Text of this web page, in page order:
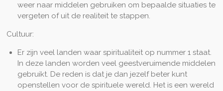
weer naar middelen gebruiken om bepaalde situaties te
vergeten of uit de realiteit te stappen.
Cultuur:
Er zijn veel landen waar spiritualiteit op nummer 1 staat.
In deze landen worden veel geestveruimende middelen
gebruikt. De reden is dat je dan jezelf beter kunt
openstellen voor de spirituele wereld. Het is een wereld